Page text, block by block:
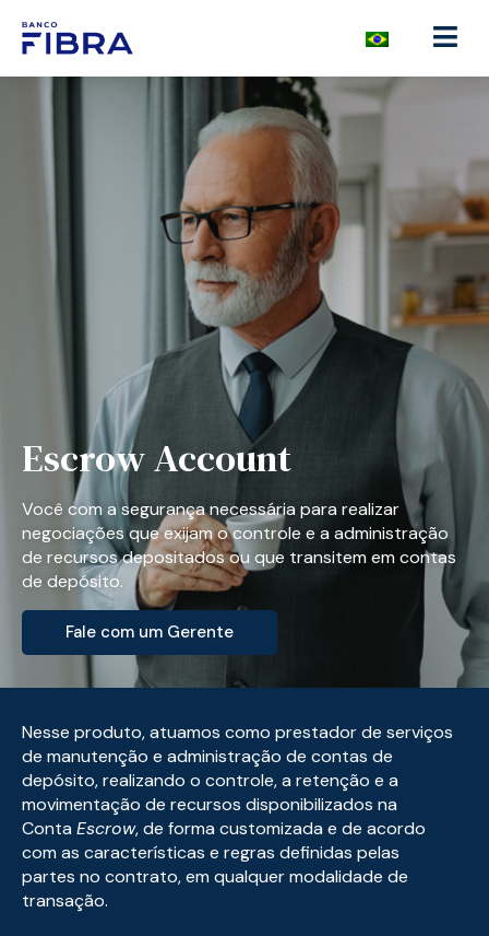
Escrow Account
Você com a segurança necessária para realizar
negociações que exijam o controle e a administração
de recursos depositados ou que transitem em contas
de depósito.
Fale com um Gerente
Nesse produto, atuamos como prestador de serviços
de manutenção e administração de contas de
depósito, realizando o controle, a retenção e a
movimentação de recursos disponibilizados na
Conta Escrow, de forma customizada e de acordo
com as características e regras definidas pelas
partes no contrato, em qualquer modalidade de
transação.